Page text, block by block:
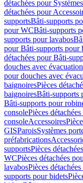
détachées pour
détachées pour
supportsBâti-supports
pour WCBâti-supports
supports pour lavabos
pour Bâti-supports pour
détachées pour Bâti-
douches avec
pour douches avec
baignoiresPièces
baignoiresBâti-supports
Bâti-supports pour
consolePièces
consoleAccessoires
GISParoisSystèmes
préfabrications
supportsPièces
WCPièces détachées
lavabosPièces
supports pour bidets